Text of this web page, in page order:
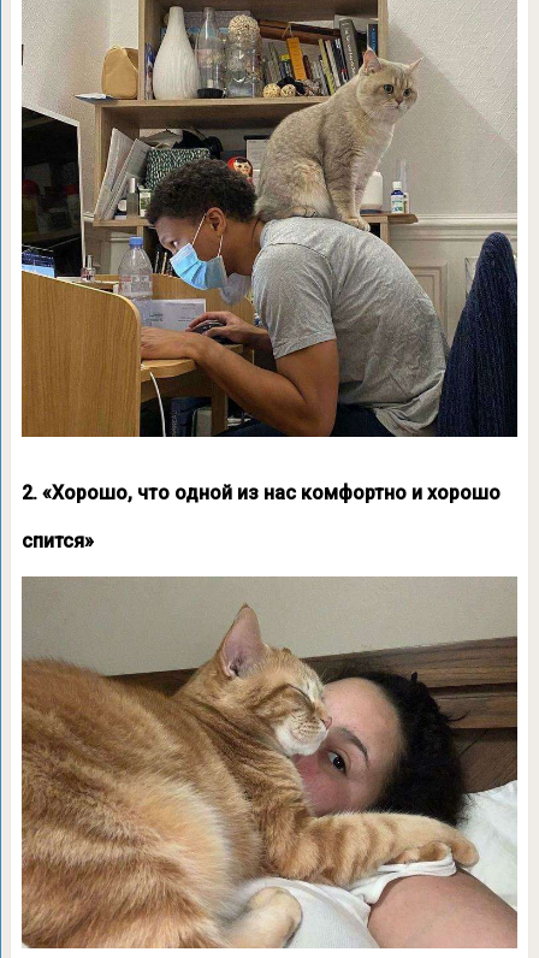
2. «Хорошо, что одной из нас комфортно и хорошо
спится»